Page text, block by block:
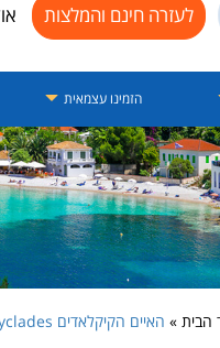
לעזרה חינם והמלצות
הזמינו עצמאית
הבית » האיים הקיקלאדים cyclades